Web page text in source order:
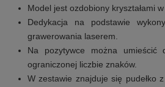
Model jest ozdobiony kryształami
Dedykacja na podstawie
grawerowania laserem.
Na pozytywce można umieścić
ograniczonej liczbie znaków.
W zestawie znajduje się pudełko